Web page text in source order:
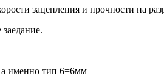
зацепления и прочности на
а именно тип 6=6мм